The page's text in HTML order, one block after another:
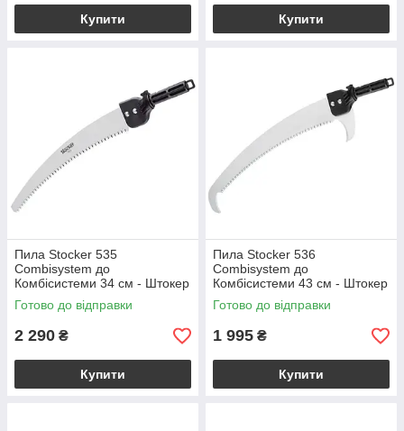
Купити Купити
Пила Stocker 535
Combisystem до
Комбісистеми 34 см - Штокер
Готово до відправки
2 290 ₴
Купити
Пила Stocker 536
Combisystem до
Комбісистеми 43 см - Штокер
Готово до відправки
1 995 ₴
Купити